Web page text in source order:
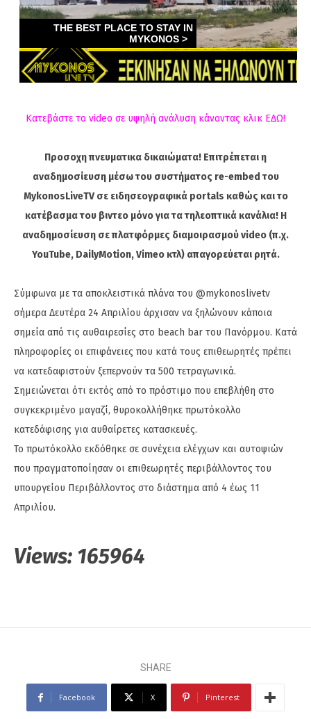
Κατεβάστε το video σε υψηλή ανάλυση κάνοντας κλικ ΕΔΩ!
Προσοχη πνευματικα δικαιώματα! Επιτρέπεται η
αναδημοσίευση μέσω του συστήματος re-embed του
MykonosLiveTV σε ειδησεογραφικά portals καθώς και το
κατέβασμα του βιντεο μόνο για τα τηλεοπτικά κανάλια! Η
αναδημοσίευση σε πλατφόρμες διαμοιρασμού video (π.χ.
YouTube, DailyMotion, Vimeo κτλ) απαγορεύεται ρητά.
Σύμφωνα με τα αποκλειστικά πλάνα του @mykonoslivetv
σήμερα Δευτέρα 24 Απριλίου άρχισαν να ξηλώνουν κάποια
σημεία από τις αυθαιρεσίες στο beach bar του Πανόρμου. Κατά
πληροφορίες οι επιφάνειες που κατά τους επιθεωρητές πρέπει
να κατεδαφιστούν ξεπερνούν τα 500 τετραγωνικά.
Σημειώνεται ότι εκτός από το πρόστιμο που επεβλήθη στο
συγκεκριμένο μαγαζί, θυροκολλήθηκε πρωτόκολλο
κατεδάφισης για αυθαίρετες κατασκευές.
Το πρωτόκολλο εκδόθηκε σε συνέχεια ελέγχων και αυτοψιών
που πραγματοποίησαν οι επιθεωρητές περιβάλλοντος του
υπουργείου Περιβάλλοντος στο διάστημα από 4 έως 11
Απριλίου.
Views: 165964
SHARE
Facebook X Pinterest